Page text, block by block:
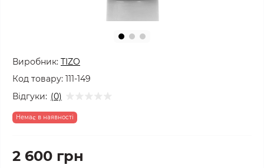
Виробник: TIZO
Код товару: 111-149
Відгуки: (0)
Немає в наявності
2 600 грн